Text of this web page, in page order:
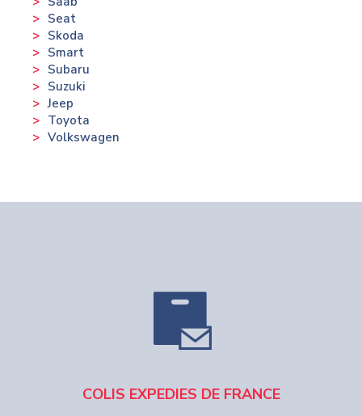
Seat
Skoda
Smart
Subaru
Suzuki
Jeep
Toyota
Volkswagen
COLIS EXPEDIES DE FRANCE